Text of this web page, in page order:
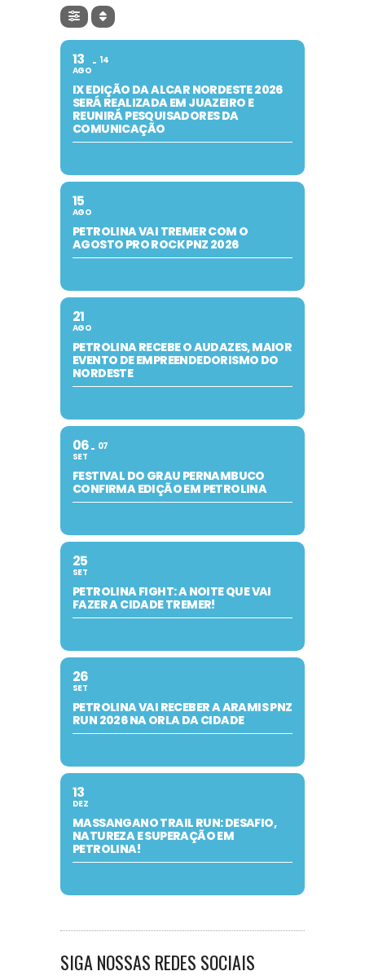
13
AGO
14
IX EDIÇÃO DA ALCAR NORDESTE 2026
SERÁ REALIZADA EM JUAZEIRO E
REUNIRÁ PESQUISADORES DA
COMUNICAÇÃO
15
AGO
PETROLINA VAI TREMER COM O
AGOSTO PRO ROCK PNZ 2026
21
AGO
PETROLINA RECEBE O AUDAZES, MAIOR
EVENTO DE EMPREENDEDORISMO DO
NORDESTE
06
SET
07
FESTIVAL DO GRAU PERNAMBUCO
CONFIRMA EDIÇÃO EM PETROLINA
25
SET
PETROLINA FIGHT: A NOITE QUE VAI
FAZER A CIDADE TREMER!
26
SET
PETROLINA VAI RECEBER A ARAMIS PNZ
RUN 2026 NA ORLA DA CIDADE
13
DEZ
MASSANGANO TRAIL RUN: DESAFIO,
NATUREZA E SUPERAÇÃO EM
PETROLINA!
SIGA NOSSAS REDES SOCIAIS